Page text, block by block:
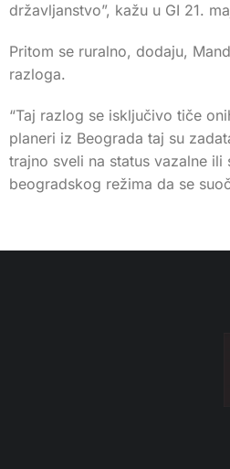
državljanstvo”, kažu u GI 21.
Pritom se ruralno, dodaju,
razloga.
“Taj razlog se isključivo tiče
planeri iz Beograda taj su
trajno sveli na status vazalne
beogradskog režima da se